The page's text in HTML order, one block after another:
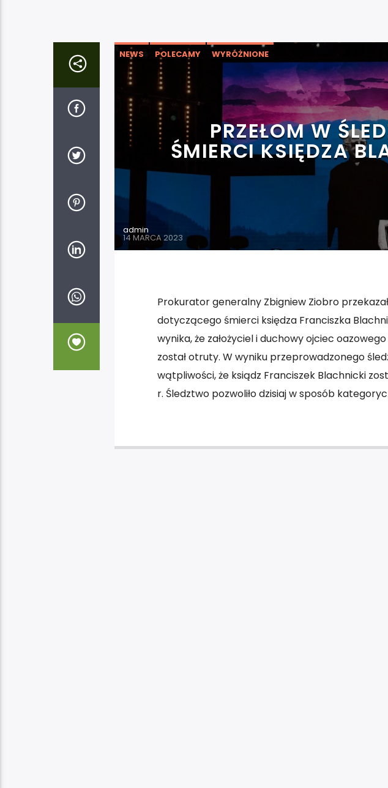
NEWS POLECAMY WYRÓŻNIONE
PRZEŁOM W
ŚMIERCI KSIĘDZA
admin
14 MARCA 2023
Prokurator generalny Zbigniew Ziobro
dotyczącego śmierci księdza Franciszka
wynika, że założyciel i duchowy ojciec
został otruty. W wyniku przeprowadzonego
wątpliwości, że ksiądz Franciszek Blachnicki
r. Śledztwo pozwoliło dzisiaj w sposób